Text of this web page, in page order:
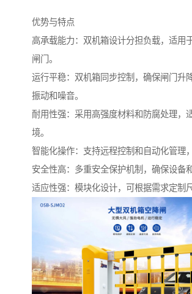
优势与特点
高承载能力：双机箱设计分担负载，适用
闸门。
运行平稳：双机箱同步控制，确保闸门升
振动和噪音。
耐用性强：采用高强度材料和防腐处理，
境。
智能化操作：支持远程控制和自动化管理
安全性高：多重安全保护机制，确保设备
适应性强：模块化设计，可根据需求定制